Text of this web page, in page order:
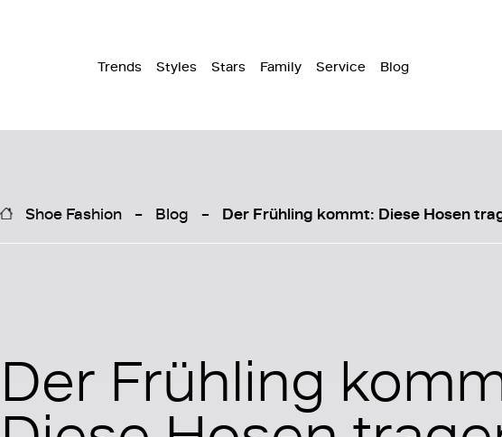
Trends Styles Stars Family Service Blog
Shoe Fashion Blog Der Frühling kommt: Diese Hosen
Der Frühling